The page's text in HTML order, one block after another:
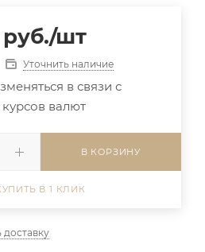
руб./шт
Уточнить наличие
в связи с
валют
В КОРЗИНУ
В 1 КЛИК
доставку